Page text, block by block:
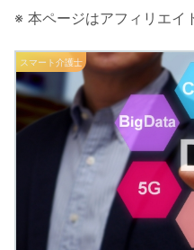
※ 本ページはアフィリエイ
スマート介護士